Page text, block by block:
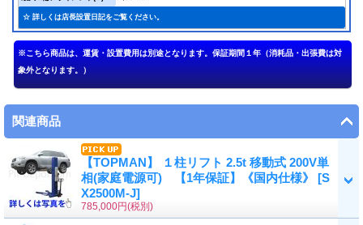
☆ 詳しくは店長設置日記をご覧ください。
関連商品
【TOPMAN】 １柱リフト 2.5t 移動式 200V単
相(家庭電源可) 【1年保証】《国内仕様》 [S
X2500M-J]
785,000円(税別)